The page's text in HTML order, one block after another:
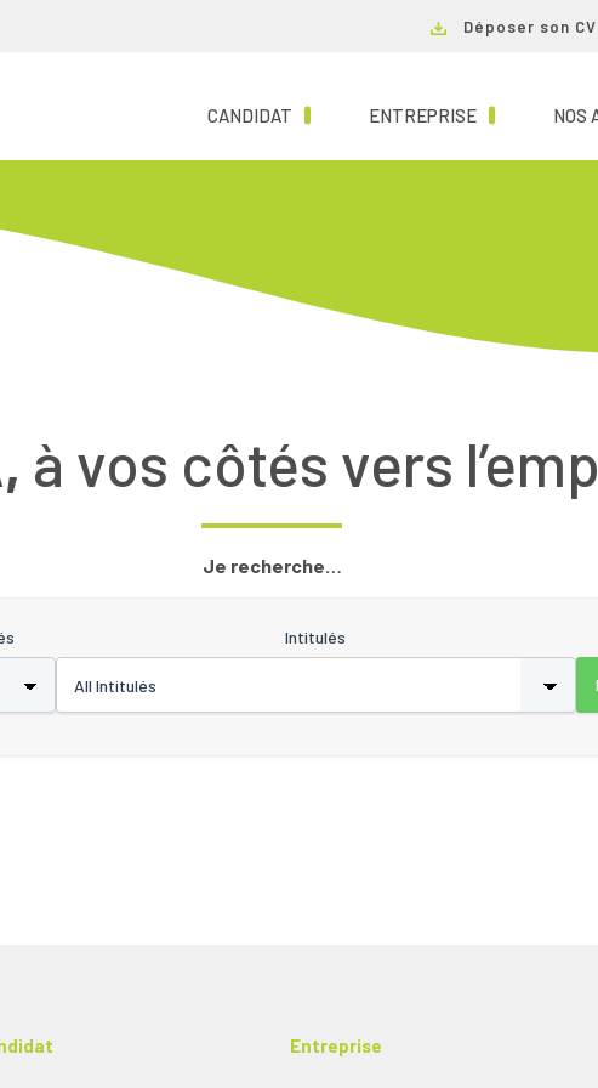
Déposer son CV
CANDIDAT (CURRENT)ENTREPRISE(CURRENT)NOS
à vos côtés vers
Je recherche…
Intitulés
Entreprise